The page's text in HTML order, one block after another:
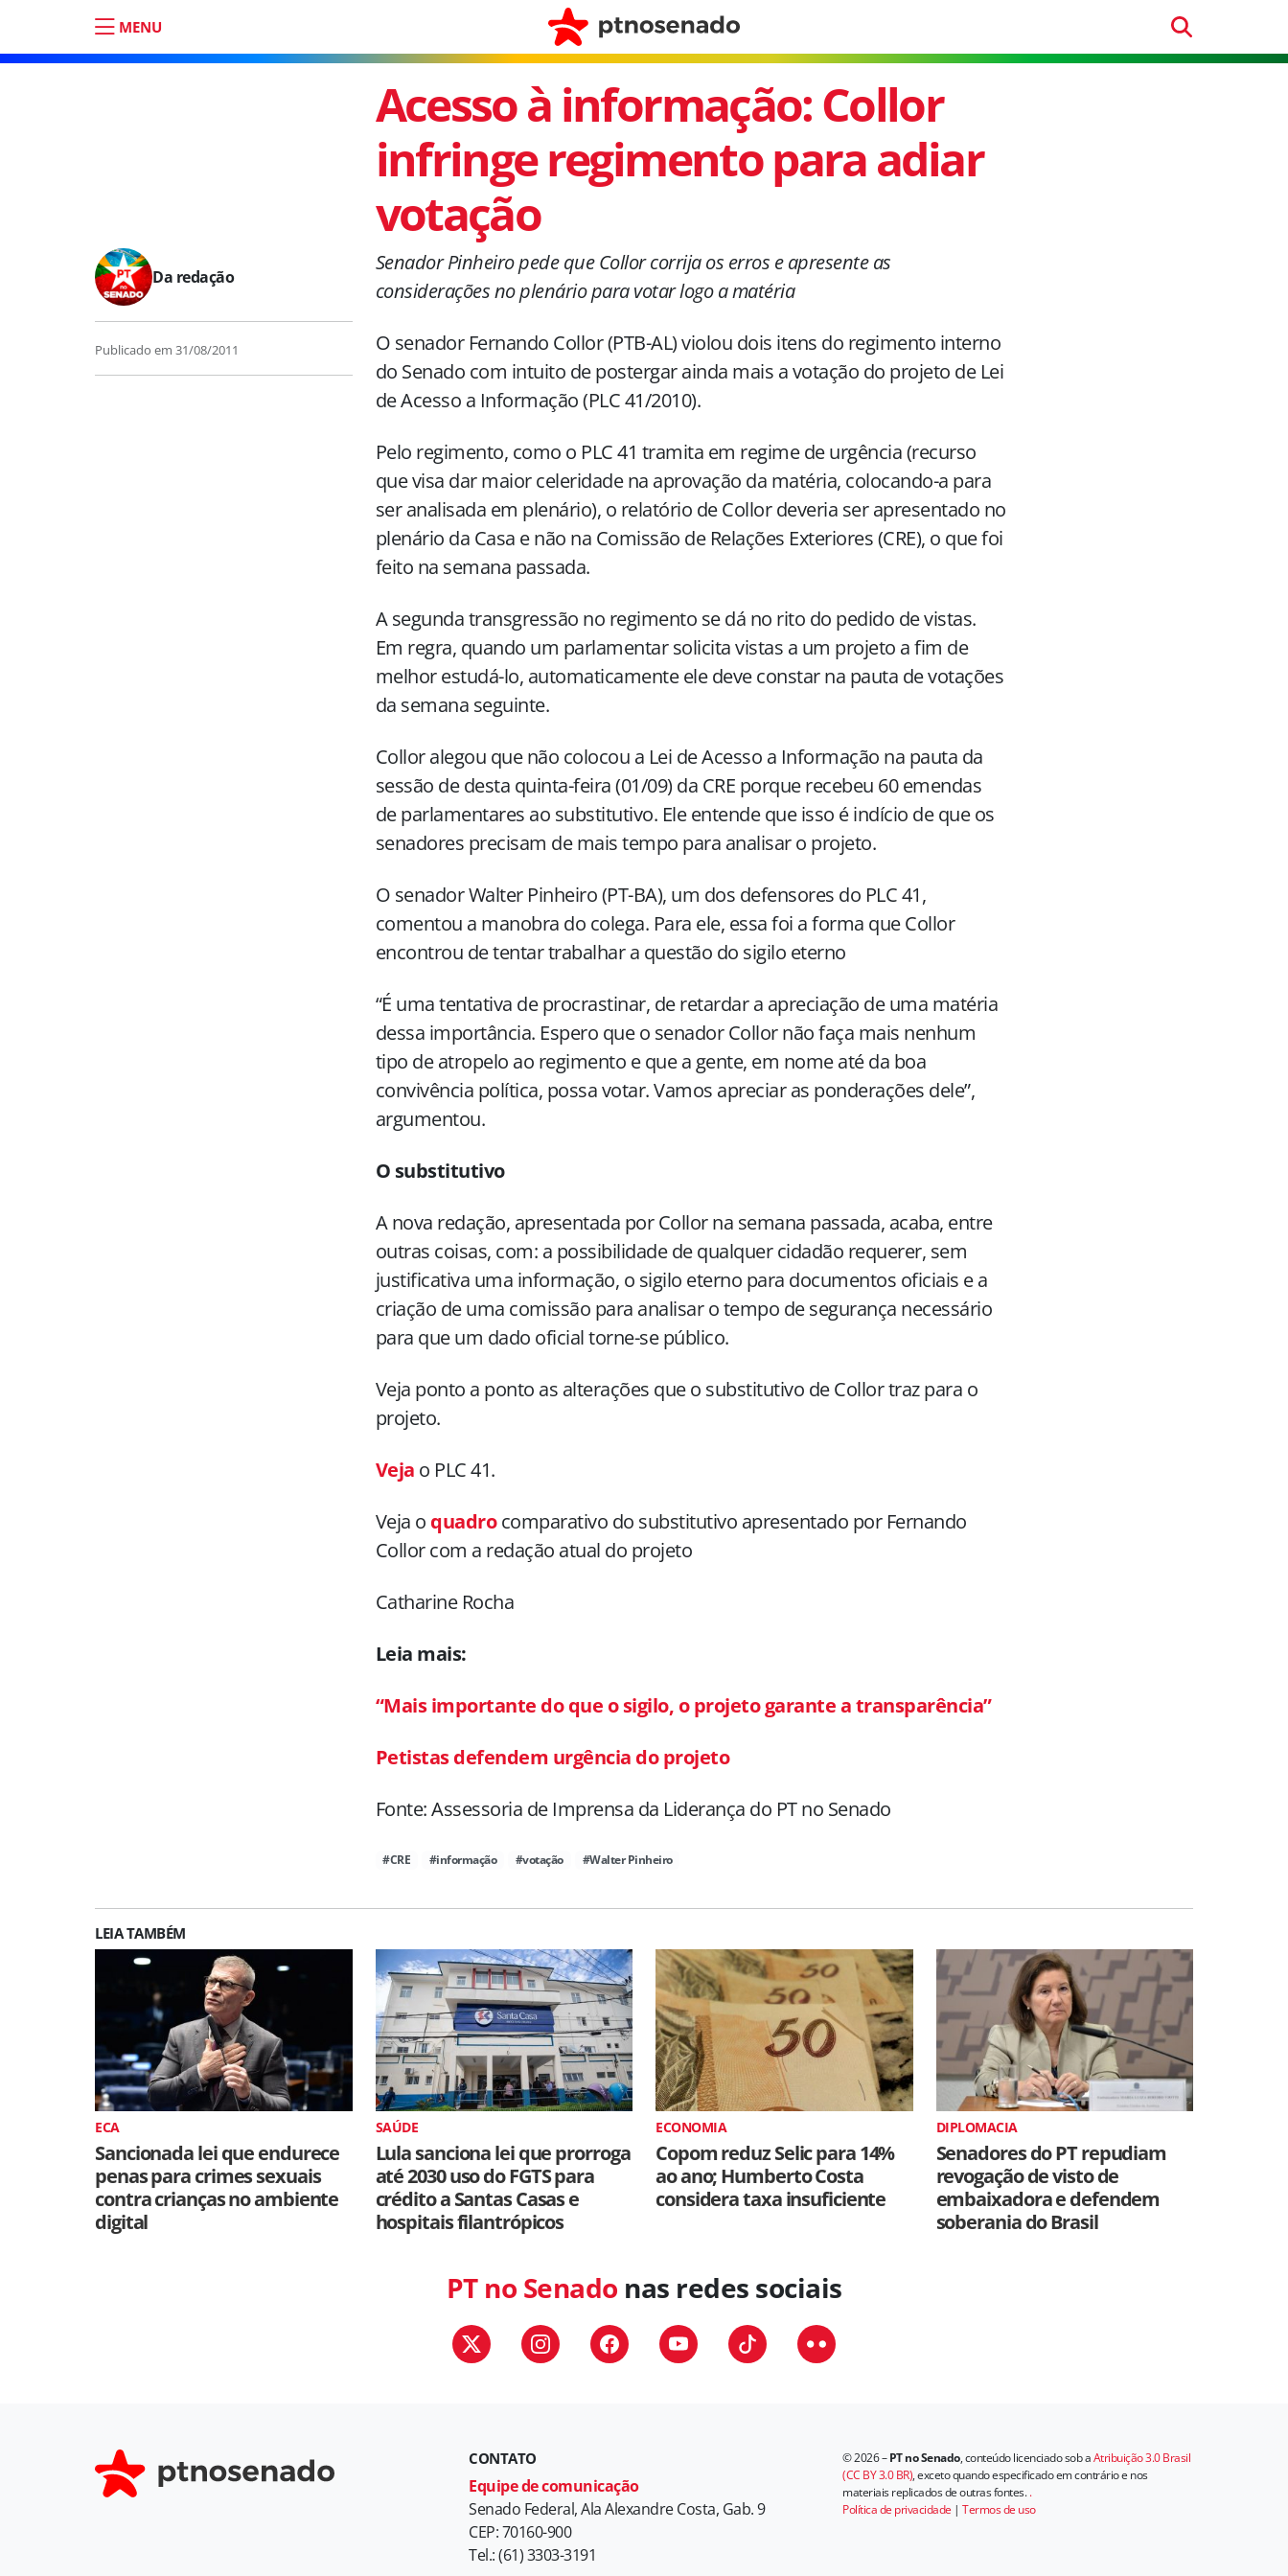
MENU
Acesso à informação: Collor
infringe regimento para adiar
votação
Da redação
Publicado em 31/08/2011
Senador Pinheiro pede que Collor corrija os erros e apresente as
considerações no plenário para votar logo a matéria
O senador Fernando Collor (PTB-AL) violou dois itens do regimento interno
do Senado com intuito de postergar ainda mais a votação do projeto de Lei
de Acesso a Informação (PLC 41/2010).
Pelo regimento, como o PLC 41 tramita em regime de urgência (recurso
que visa dar maior celeridade na aprovação da matéria, colocando-a para
ser analisada em plenário), o relatório de Collor deveria ser apresentado no
plenário da Casa e não na Comissão de Relações Exteriores (CRE), o que foi
feito na semana passada.
A segunda transgressão no regimento se dá no rito do pedido de vistas.
Em regra, quando um parlamentar solicita vistas a um projeto a fim de
melhor estudá-lo, automaticamente ele deve constar na pauta de votações
da semana seguinte.
Collor alegou que não colocou a Lei de Acesso a Informação na pauta da
sessão de desta quinta-feira (01/09) da CRE porque recebeu 60 emendas
de parlamentares ao substitutivo. Ele entende que isso é indício de que os
senadores precisam de mais tempo para analisar o projeto.
O senador Walter Pinheiro (PT-BA), um dos defensores do PLC 41,
comentou a manobra do colega. Para ele, essa foi a forma que Collor
encontrou de tentar trabalhar a questão do sigilo eterno
“É uma tentativa de procrastinar, de retardar a apreciação de uma matéria
dessa importância. Espero que o senador Collor não faça mais nenhum
tipo de atropelo ao regimento e que a gente, em nome até da boa
convivência política, possa votar. Vamos apreciar as ponderações dele”,
argumentou.
O substitutivo
A nova redação, apresentada por Collor na semana passada, acaba, entre
outras coisas, com: a possibilidade de qualquer cidadão requerer, sem
justificativa uma informação, o sigilo eterno para documentos oficiais e a
criação de uma comissão para analisar o tempo de segurança necessário
para que um dado oficial torne-se público.
Veja ponto a ponto as alterações que o substitutivo de Collor traz para o
projeto.
Veja o PLC 41.
Veja o quadrocomparativo do substitutivo apresentado por Fernando
Collor com a redação atual do projeto
Catharine Rocha
Leia mais:
“Mais importante do que o sigilo, o projeto garante a transparência”
Petistas defendem urgência do projeto
Fonte: Assessoria de Imprensa da Liderança do PT no Senado
#CRE #informação #votação #Walter Pinheiro
LEIA TAMBÉM
ECA
Sancionada lei que endurece
penas para crimes sexuais
contra crianças no ambiente
digital
SAÚDE
Lula sanciona lei que prorroga
até 2030 uso do FGTS para
crédito a Santas Casas e
hospitais filantrópicos
ECONOMIA
Copom reduz Selic para 14%
ao ano; Humberto Costa
considera taxa insuficiente
DIPLOMACIA
Senadores do PT repudiam
revogação de visto de
embaixadora e defendem
soberania do Brasil
PT no Senado nas redes sociais
CONTATO
Equipe de comunicação
Senado Federal, Ala Alexandre Costa, Gab. 9
CEP: 70160-900
Tel.: (61) 3303-3191
© 2026 –PT no Senado, conteúdo licenciado sob aAtribuição 3.0 Brasil
(CC BY 3.0 BR), exceto quando especificado em contrário e nos
materiais replicados de outras fontes..
Política de privacidade | Termos de uso